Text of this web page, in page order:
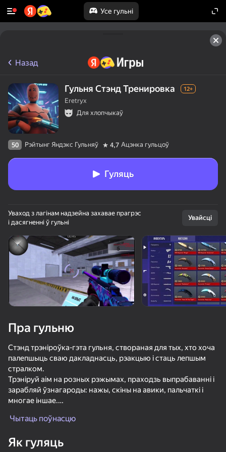
Усе гульні
Павярніце прыладу
Гульня працуе толькі ў гарызантальнай
арыентацыі
Case-Battle
КС 1
Назад
Гульня Стэнд Тренировка 12+
Eretryx
Для хлопчыкаў
50 Рэйтынг Яндэкс Гульняў 4,7 Ацэнка гульцоў
Гуляць
Уваход з лагінам надзейна захавае прагрэс
і дасягненні ў гульні
Увайсці
Пра гульню
Стэнд трэніроўка-гэта гульня, створаная для тых, хто хоча
палепшыць сваю дакладнасць, рэакцыю і стаць лепшым
стралком.
Трэніруй аім на розных рэжымах, праходзь выпрабаванні і
зарабляй ўзнагароды: нажы, скіны на авики, пальчаткі і
многае іншае.
што вы сапраўдны майстар стральбы!
Асаблівасці:
Чытаць поўнасцю
Як гуляць